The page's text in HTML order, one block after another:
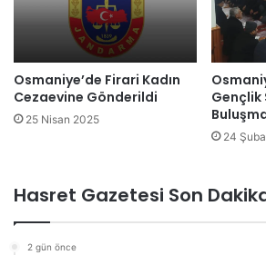
Osmaniye’de Firari Kadın
Cezaevine Gönderildi
25 Nisan 2025
Gençlik
24
Hasret Gazetesi Son
2 gün önce